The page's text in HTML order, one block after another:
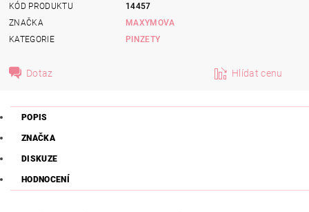
KÓD PRODUKTU
14457
ZNAČKA
MAXYMOVA
KATEGORIE
PINZETY
Dotaz Hlídat cenu
POPIS
ZNAČKA
DISKUZE
HODNOCENÍ